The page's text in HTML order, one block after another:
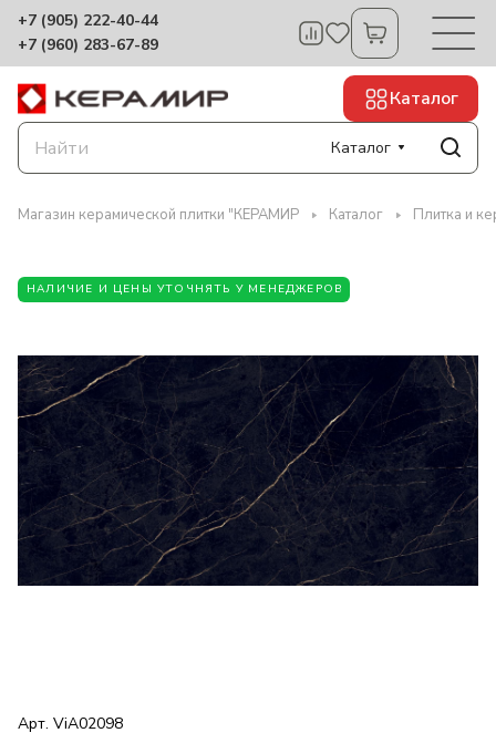
+7 (905) 222-40-44
+7 (960) 283-67-89
Каталог
Каталог
Магазин керамической плитки "КЕРАМИР Каталог Плитка и
НАЛИЧИЕ И ЦЕНЫ УТОЧНЯТЬ У МЕНЕДЖЕРОВ
Арт. ViA02098